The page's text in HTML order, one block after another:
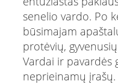
senelio vardo. Po
būsimajam
protėvių,
Vardai ir pavardės
neprieinamų įrašų.